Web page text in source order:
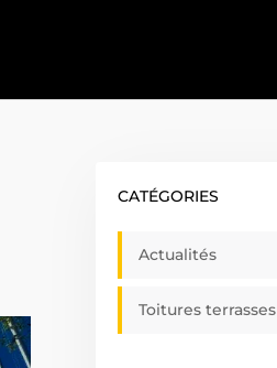
CATÉGORIES
Actualités
Toitures terrasses